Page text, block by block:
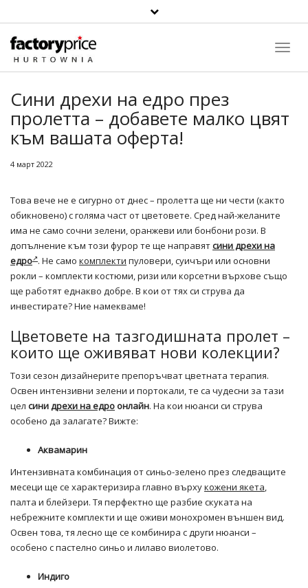
Сини дрехи на едро през
пролетта – добавете малко цвят
към вашата оферта!
4 март 2022
Това вече не е сигурно от днес – пролетта ще ни чести (както
обикновено) с голяма част от цветовете. Сред най-желаните
има не само сочни зелени, оранжеви или бонбони рози. В
допълнение към този фурор те ще направятсини дрехи на
едро . Не само комплекти пуловери, суичъри или основни
рокли – комплекти костюми, ризи или корсетни върхове също
ще работят еднакво добре. В кои от тях си струва да
инвестирате? Ние намекваме!
Цветовете на тазгодишната пролет –
които ще оживяват нови колекции?
Този сезон дизайнерите препоръчват цветната терапия.
Освен интензивни зелени и портокали, те са чудесни за тази
цел синидрехи на едро онлайн. На кои нюанси си струва
особено да залагате? Вижте:
Аквамарин
Интензивната комбинация от синьо-зелено през следващите
месеци ще се характеризира главно върхукожени якета,
палта и блейзери. Тя перфектно ще разбие скуката на
небрежните комплекти и ще оживи монохромен външен вид.
Освен това, тя лесно ще се комбинира с други нюанси –
особено с пастелно синьо и лилаво виолетово.
Индиго